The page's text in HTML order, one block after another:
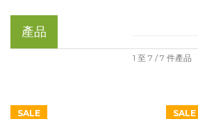
產品
1 至 7 / 7 件產品
SALE
SALE